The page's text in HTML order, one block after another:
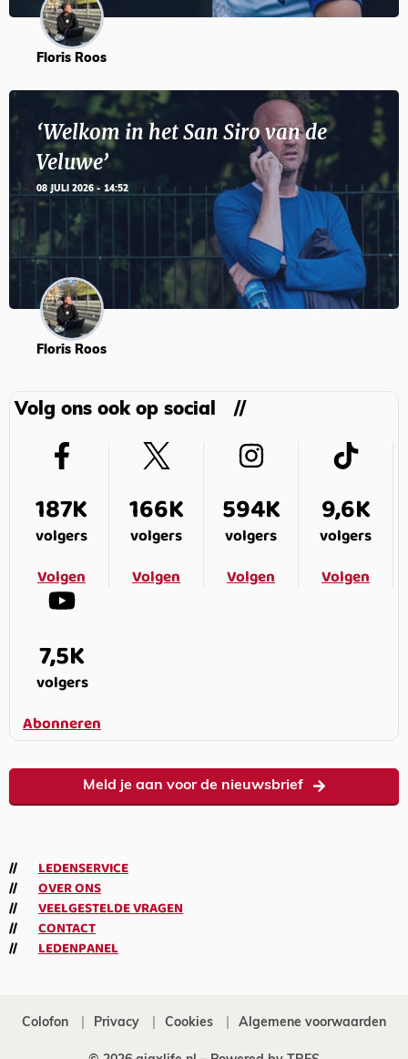
Floris Roos
‘Welkom in het San Siro van de
Veluwe’
08 JULI 2026 - 14:52
Floris Roos
Volg ons ook op social
187K
volgers
Volgen
166K
volgers
Volgen
594K
volgers
Volgen
9,6K
volgers
Volgen
7,5K
volgers
Abonneren
Meld je aan voor de nieuwsbrief
LEDENSERVICE
OVER ONS
VEELGESTELDE VRAGEN
CONTACT
LEDENPANEL
Colofon Privacy Cookies Algemene voorwaarden